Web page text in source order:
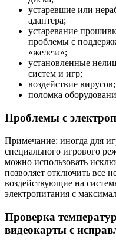
устаревшие или
адаптера;
устаревание
проблемы с
«железа»;
установленные
систем и игр;
воздействие вирусов;
поломка
Проблемы с
Примечание: иногда для
специального игрового
можно использовать
позволяет отключить все
воздействующие на
электропитания с
Проверка
видеокарты с